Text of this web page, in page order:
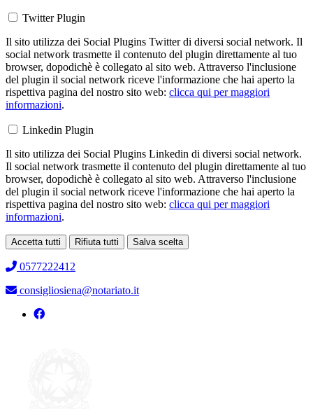
Twitter Plugin
Il sito utilizza dei Social Plugins Twitter di diversi social network. Il
social network trasmette il contenuto del plugin direttamente al tuo
browser, dopodichè è collegato al sito web. Attraverso l'inclusione
del plugin il social network riceve l'informazione che hai aperto la
rispettiva pagina del nostro sito web: clicca qui per maggiori
informazioni.
Linkedin Plugin
Il sito utilizza dei Social Plugins Linkedin di diversi social network.
Il social network trasmette il contenuto del plugin direttamente al tuo
browser, dopodichè è collegato al sito web. Attraverso l'inclusione
del plugin il social network riceve l'informazione che hai aperto la
rispettiva pagina del nostro sito web: clicca qui per maggiori
informazioni.
Accetta tutti Rifiuta tutti Salva scelta
0577222412
consigliosiena@notariato.it